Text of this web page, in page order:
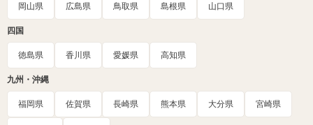
岡山県 広島県 鳥取県 島根県 山口県
四国
徳島県 香川県 愛媛県 高知県
九州・沖縄
福岡県 佐賀県 長崎県 熊本県 大分県 宮崎県